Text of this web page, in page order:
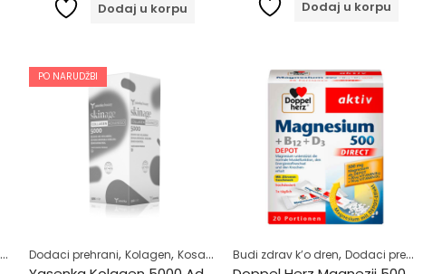
Dodaj u korpu Dodaj u korpu
Trudnice,Vitamini i minerali,Zdrav život
PO NARUDŽBI
Dodaci prehrani, Kolagen, Kosa, koža i nokti ,Samoliječenje,Vitamini i
Budi zdrav k’o dren, Dodaci prehrani